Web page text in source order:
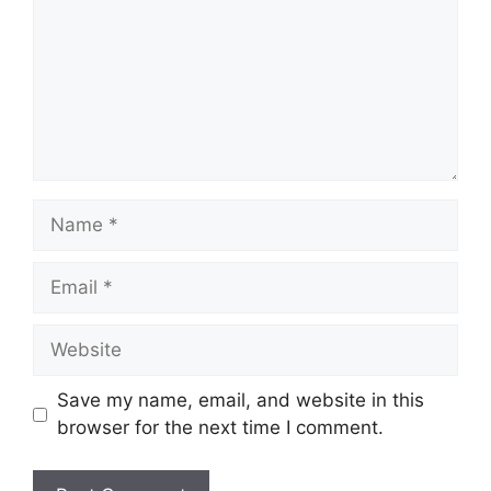
MAKLUMAT PERMOHONAN
Nama Majikan :
Penempatan :
Tarikh Tutup Permohonan :Rujuk
Lampiran Dibawah
JAWATAN
Name
Email
Website
Save my name, email, and website in this
browser for the next time I comment.